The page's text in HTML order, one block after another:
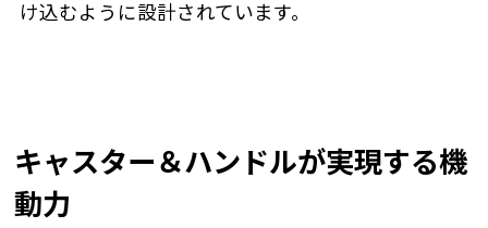
け込むように設計されています。
キャスター＆ハンドルが実現する機
動力